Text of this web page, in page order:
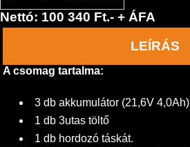
Nettó: 100 340 Ft.- + ÁFA
LEÍRÁS
A csomag tartalma:
3 db akkumulátor (21,6V 4,0Ah)
1 db 3utas töltő
1 db hordozó táskát.